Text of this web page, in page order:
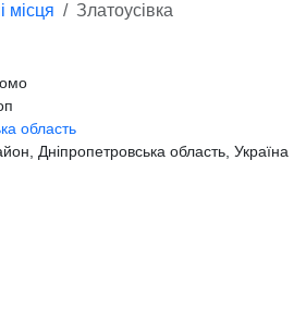
місця Златоусівка
область
Дніпропетровська область, Україна